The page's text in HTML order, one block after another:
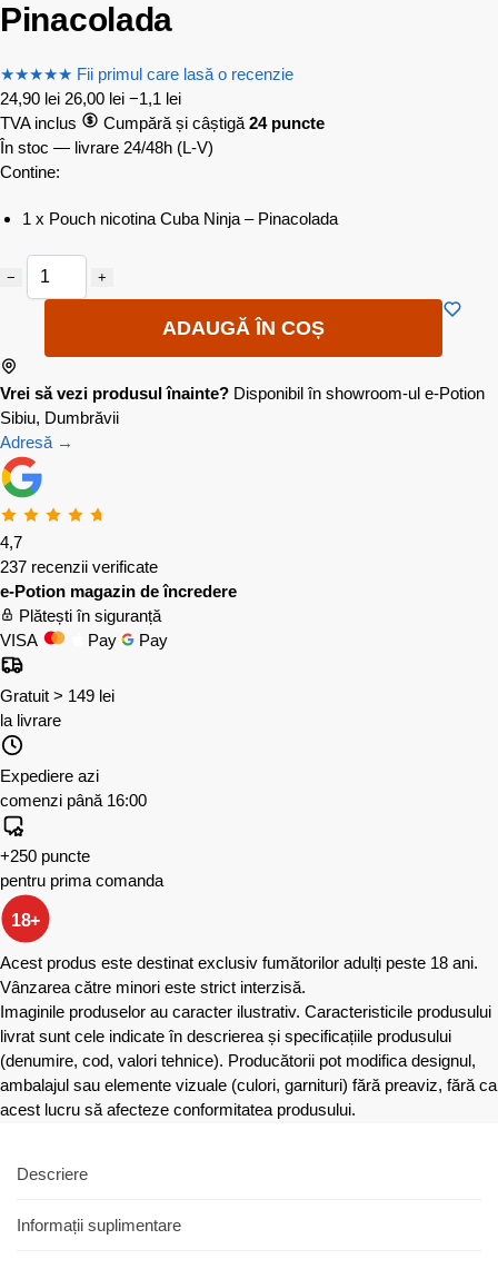
Pinacolada
★★★★★ Fii primul care lasă o recenzie
24,90 lei 26,00 lei −1,1 lei
TVA inclus
Cumpără și câștigă 24 puncte
În stoc — livrare 24/48h (L-V)
Contine:
1 x Pouch nicotina Cuba Ninja – Pinacolada
− +
ADAUGĂ ÎN COȘ
Vrei să vezi produsul înainte? Disponibil în showroom-ul e-Potion
Sibiu, Dumbrăvii
Adresă →
4,7
237 recenzii verificate
e-Potion magazin de încredere
Plătești în siguranță
VISA
Pay Pay
Gratuit > 149 lei
la livrare
Expediere azi
comenzi până 16:00
+250 puncte
pentru prima comanda
18+
Acest produs este destinat exclusiv fumătorilor adulți peste 18 ani.
Vânzarea către minori este strict interzisă.
Imaginile produselor au caracter ilustrativ. Caracteristicile produsului
livrat sunt cele indicate în descrierea și specificațiile produsului
(denumire, cod, valori tehnice). Producătorii pot modifica designul,
ambalajul sau elemente vizuale (culori, garnituri) fără preaviz, fără ca
acest lucru să afecteze conformitatea produsului.
Descriere
Informații suplimentare